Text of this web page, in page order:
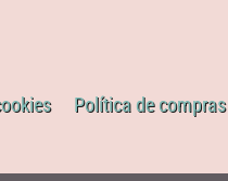
Política de compras